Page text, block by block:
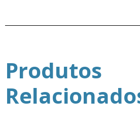
Produtos